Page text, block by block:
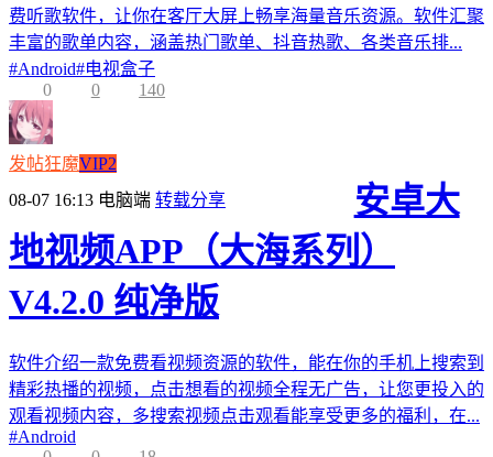
费听歌软件，让你在客厅大屏上畅享海量音乐资源。软件汇聚
丰富的歌单内容，涵盖热门歌单、抖音热歌、各类音乐排...
#Android#电视盒子
0
0 140
发帖狂魔VIP2
08-07 16:13 电脑端 转载分享
安卓大
地视频APP（大海系列）
V4.2.0 纯净版
软件介绍一款免费看视频资源的软件，能在你的手机上搜索到
精彩热播的视频，点击想看的视频全程无广告，让您更投入的
观看视频内容，多搜索视频点击观看能享受更多的福利，在...
#Android